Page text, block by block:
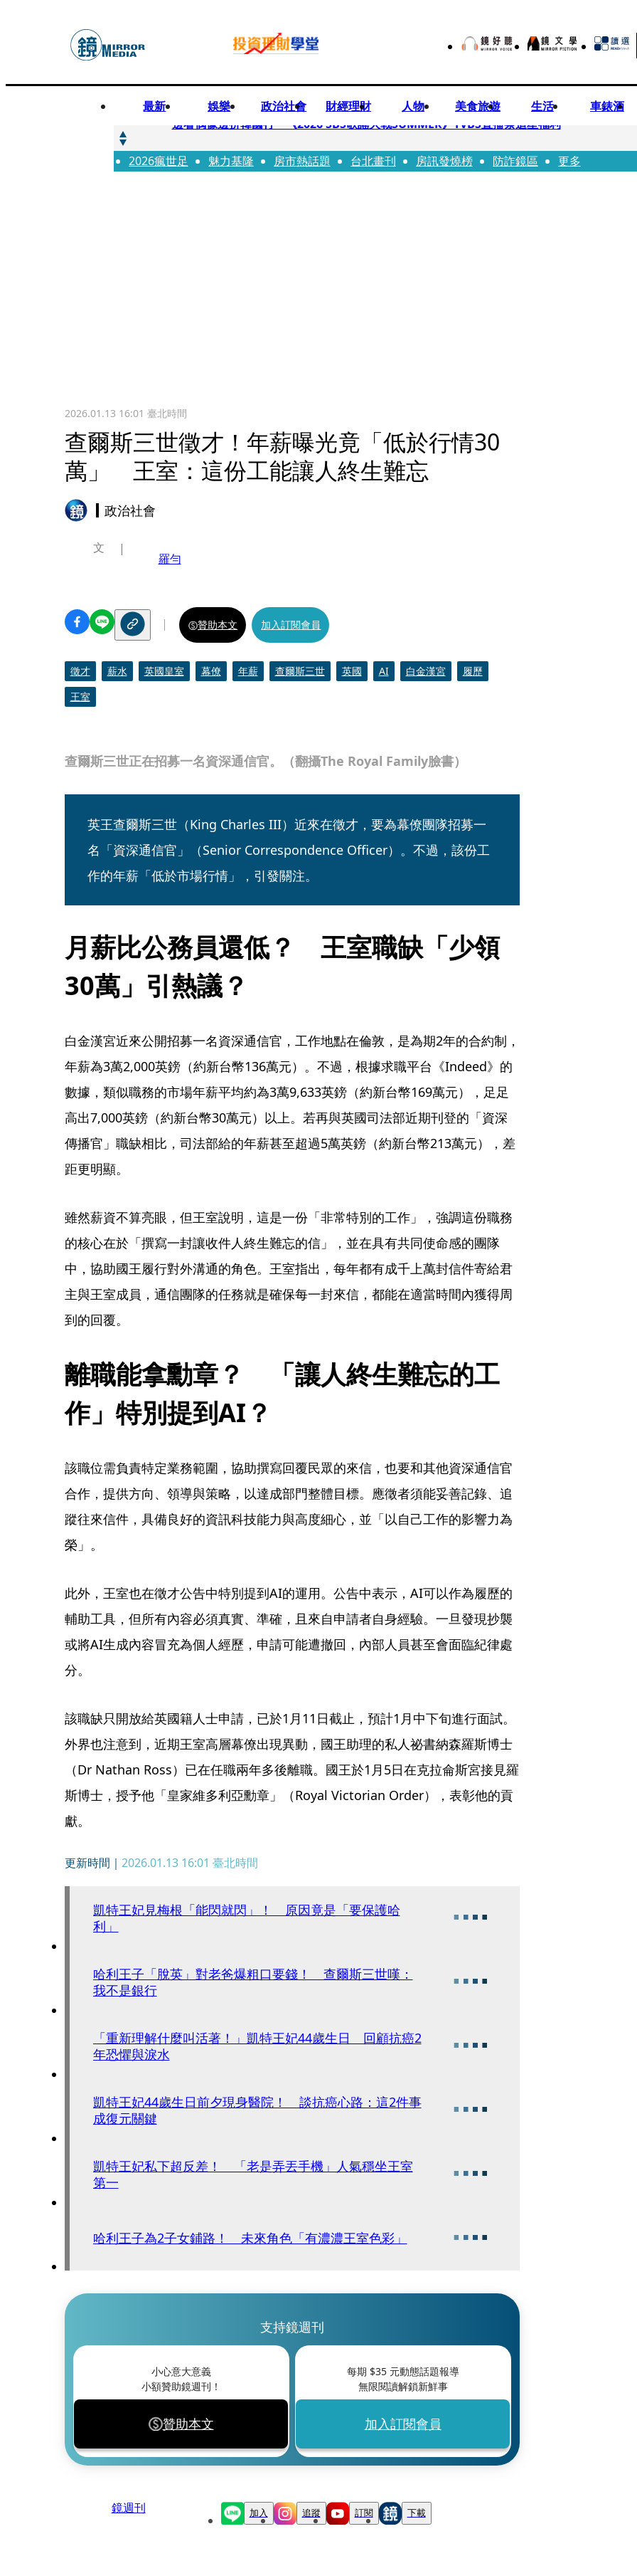
最新 娛樂 政治社會 財經理財 人物 美食旅遊 生活 車錶酒
快訊
邊看偶像邊拚韓國行 《2026 SBS歌謠大戰SUMMER》TVBS直播祭追星福利
快訊
代誌大條火急跳船？ 宏碁派任李文詳接掌兆基屋管2天就喊撤出！
2026瘋世足 魅力基隆 房市熱話題 台北畫刊 房訊發燒榜 防詐鏡區 更多
2026.01.13 16:01 臺北時間
查爾斯三世徵才！年薪曝光竟「低於行情30
萬」 王室：這份工能讓人終生難忘
政治社會
查爾斯三世正在招募一名資深通信官。（翻攝The Royal Family臉書）
文
羅勻
贊助本文 加入訂閱會員
徵才 薪水 英國皇室 幕僚 年薪 查爾斯三世 英國 AI 白金漢宮
履歷
王室
英王查爾斯三世（King Charles III）近來在徵才，要為幕僚團隊招募一
名「資深通信官」（Senior Correspondence Officer）。不過，該份工
作的年薪「低於市場行情」，引發關注。
月薪比公務員還低？　王室職缺「少領
30萬」引熱議？
白金漢宮近來公開招募一名資深通信官，工作地點在倫敦，是為期2年的合約制，
年薪為3萬2,000英鎊（約新台幣136萬元）。不過，根據求職平台《Indeed》的
數據，類似職務的市場年薪平均約為3萬9,633英鎊（約新台幣169萬元），足足
高出7,000英鎊（約新台幣30萬元）以上。若再與英國司法部近期刊登的「資深
傳播官」職缺相比，司法部給的年薪甚至超過5萬英鎊（約新台幣213萬元），差
距更明顯。
雖然薪資不算亮眼，但王室說明，這是一份「非常特別的工作」，強調這份職務
的核心在於「撰寫一封讓收件人終生難忘的信」，並在具有共同使命感的團隊
中，協助國王履行對外溝通的角色。王室指出，每年都有成千上萬封信件寄給君
主與王室成員，通信團隊的任務就是確保每一封來信，都能在適當時間內獲得周
到的回覆。
離職能拿勳章？　「讓人終生難忘的工
作」特別提到AI？
該職位需負責特定業務範圍，協助撰寫回覆民眾的來信，也要和其他資深通信官
合作，提供方向、領導與策略，以達成部門整體目標。應徵者須能妥善記錄、追
蹤往來信件，具備良好的資訊科技能力與高度細心，並「以自己工作的影響力為
榮」。
此外，王室也在徵才公告中特別提到AI的運用。公告中表示，AI可以作為履歷的
輔助工具，但所有內容必須真實、準確，且來自申請者自身經驗。一旦發現抄襲
或將AI生成內容冒充為個人經歷，申請可能遭撤回，內部人員甚至會面臨紀律處
分。
該職缺只開放給英國籍人士申請，已於1月11日截止，預計1月中下旬進行面試。
外界也注意到，近期王室高層幕僚出現異動，國王助理的私人祕書納森羅斯博士
（Dr Nathan Ross）已在任職兩年多後離職。國王於1月5日在克拉侖斯宮接見羅
斯博士，授予他「皇家維多利亞勳章」（Royal Victorian Order），表彰他的貢
獻。
更新時間｜ 2026.01.13 16:01 臺北時間
凱特王妃見梅根「能閃就閃」！ 原因竟是「要保護哈
利」
哈利王子「脫英」對老爸爆粗口要錢！ 查爾斯三世嘆：
我不是銀行
「重新理解什麼叫活著！」凱特王妃44歲生日 回顧抗癌2
年恐懼與淚水
凱特王妃44歲生日前夕現身醫院！ 談抗癌心路：這2件事
成復元關鍵
凱特王妃私下超反差！ 「老是弄丟手機」人氣穩坐王室
第一
哈利王子為2子女鋪路！ 未來角色「有濃濃王室色彩」
支持鏡週刊
小心意大意義
小額贊助鏡週刊！
贊助本文
每期 $35元動態話題報導
無限閱讀解鎖新鮮事
加入訂閱會員
鏡週刊 加入 追蹤 訂閱 下載